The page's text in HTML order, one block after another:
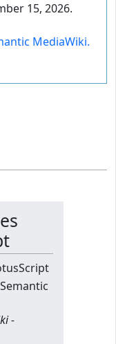
15, 2026.
MediaWiki.
-